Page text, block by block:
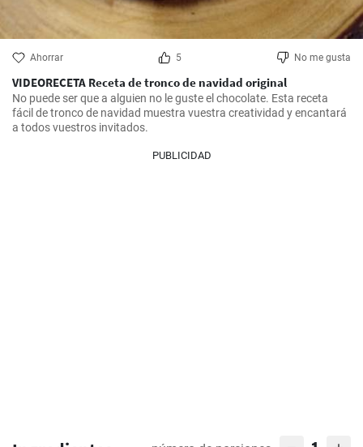
Ahorrar 5 No me gusta
VIDEORECETA Receta de tronco de navidad original
No puede ser que a alguien no le guste el chocolate. Esta receta
fácil de tronco de navidad muestra vuestra creatividad y encantará
a todos vuestros invitados.
PUBLICIDAD